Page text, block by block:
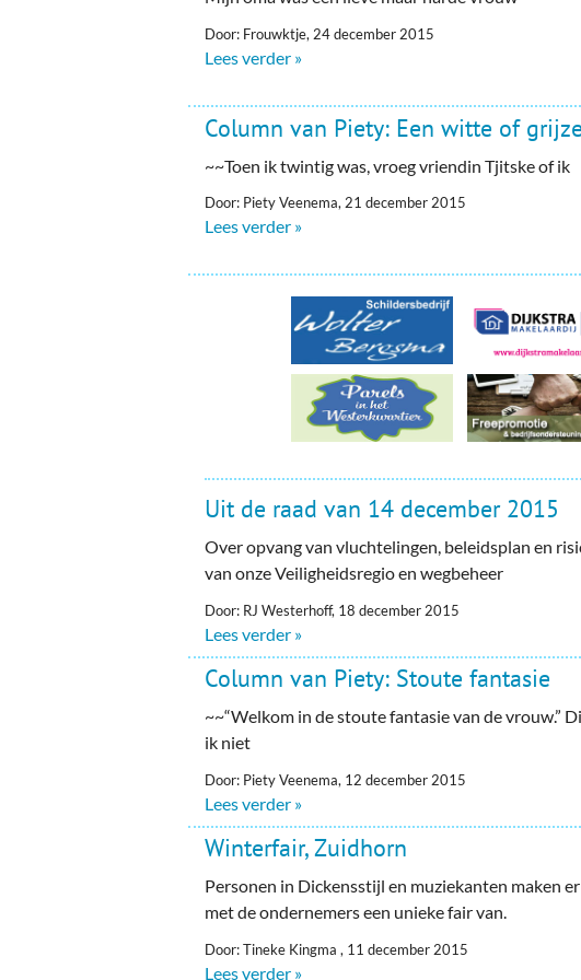
Zuidhorners
Door: Frouwktje, 24 december 2015
Lees verder »
Column van Piety: Een witte of
~~Toen ik twintig was, vroeg vriendin Tjitske of ik
Door: Piety Veenema, 21 december 2015
Lees verder »
Uit de raad van 14 december 2015
Over opvang van vluchtelingen, beleidsplan en
van onze Veiligheidsregio en wegbeheer
Door: RJ Westerhoff, 18 december 2015
Lees verder »
Column van Piety: Stoute fantasie
~~“Welkom in de stoute fantasie van de vrouw.”
ik niet
Door: Piety Veenema, 12 december 2015
Lees verder »
Winterfair, Zuidhorn
Personen in Dickensstijl en muziekanten maken
met de ondernemers een unieke fair van.
Door: Tineke Kingma , 11 december 2015
Lees verder »